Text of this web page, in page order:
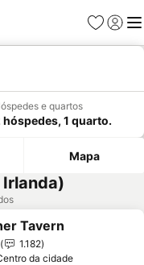
Favoritos
Iniciar
e quartos
hóspedes, 1 quarto.
Mapa
aos favoritos
Tavern
1.182
da cidade